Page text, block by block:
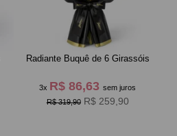
Radiante Buquê de 6 Girassóis
3x R$ 86,63sem juros
R$ 319,90 R$ 259,90